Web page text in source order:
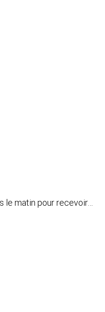
le matin pour recevoir…